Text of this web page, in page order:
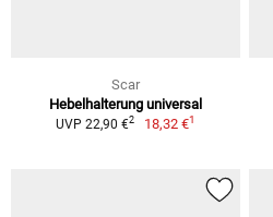
Scar
Hebelhalterung universal
UVP 22,90 €2 18,32 €1